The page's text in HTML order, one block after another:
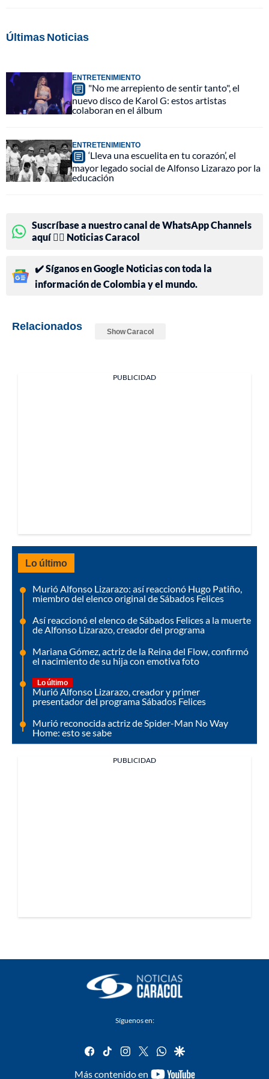
Últimas Noticias
ENTRETENIMIENTO
"No me arrepiento de sentir tanto", el
nuevo disco de Karol G: estos artistas
colaboran en el álbum
ENTRETENIMIENTO
‘Lleva una escuelita en tu corazón’, el
mayor legado social de Alfonso Lizarazo por la
educación
Suscríbase a nuestro canal de WhatsApp Channels
aquí 👉🏻 Noticias Caracol
✔️ Síganos en Google Noticias con toda la
información de Colombia y el mundo.
Relacionados Show Caracol
PUBLICIDAD
Lo último
Murió Alfonso Lizarazo: así reaccionó Hugo Patiño,
miembro del elenco original de Sábados Felices
Así reaccionó el elenco de Sábados Felices a la muerte
de Alfonso Lizarazo, creador del programa
Mariana Gómez, actriz de la Reina del Flow, confirmó
el nacimiento de su hija con emotiva foto
Lo último
Murió Alfonso Lizarazo, creador y primer
presentador del programa Sábados Felices
Murió reconocida actriz de Spider-Man No Way
Home: esto se sabe
PUBLICIDAD
Síguenos en:
facebook
tiktok instagram
twitterwhatsapp
google
Más contenido en
youtube-